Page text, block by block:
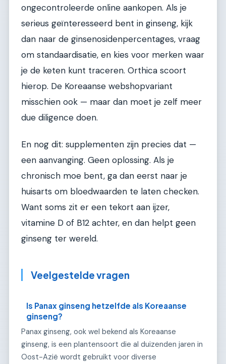
ongecontroleerde online aankopen. Als je
serieus geïnteresseerd bent in ginseng, kijk
dan naar de ginsenosidenpercentages, vraag
om standaardisatie, en kies voor merken waar
je de keten kunt traceren. Orthica scoort
hierop. De Koreaanse webshopvariant
misschien ook — maar dan moet je zelf meer
due diligence doen.
En nog dit: supplementen zijn precies dat —
een aanvanging. Geen oplossing. Als je
chronisch moe bent, ga dan eerst naar je
huisarts om bloedwaarden te laten checken.
Want soms zit er een tekort aan ijzer,
vitamine D of B12 achter, en dan helpt geen
ginseng ter wereld.
Veelgestelde vragen
Is Panax ginseng hetzelfde als Koreaanse
ginseng?
Panax ginseng, ook wel bekend als Koreaanse
ginseng, is een plantensoort die al duizenden jaren in
Oost-Azië wordt gebruikt voor diverse